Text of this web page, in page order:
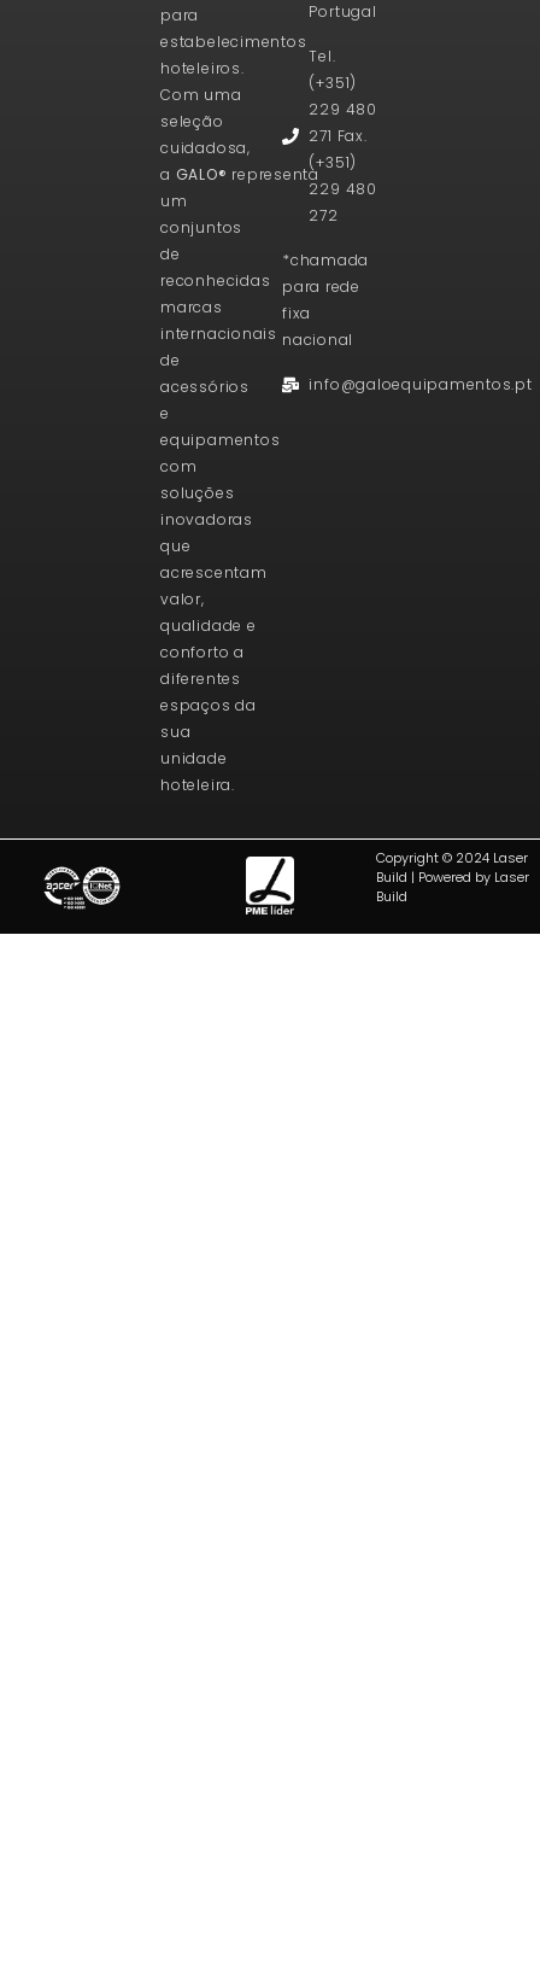
para
estabelecimentos
hoteleiros.
Com uma
seleção
cuidadosa,
a GALO® representa
um
conjuntos
de
reconhecidas
marcas
internacionais
de
acessórios
e
equipamentos
com
soluções
inovadoras
que
acrescentam
valor,
qualidade e
conforto a
diferentes
espaços da
sua
unidade
hoteleira.
Portugal
Tel.
(+351)
229 480
271 Fax.
(+351)
229 480
272
*chamada
para rede
fixa
nacional
info@galoequipamentos.pt
Copyright © 2024 Laser
Build | Powered by Laser
Build